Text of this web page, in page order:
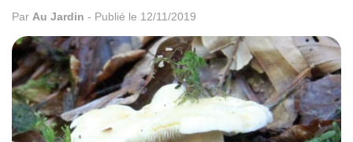
Par Au Jardin - Publié le 12/11/2019